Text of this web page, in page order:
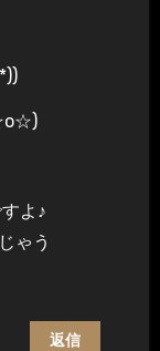
よ♪
ゃう
返信